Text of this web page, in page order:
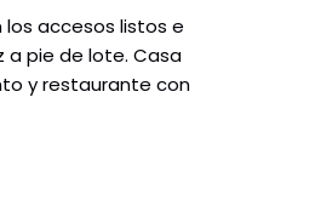
accesos listos e
a pie de lote. Casa
y restaurante con